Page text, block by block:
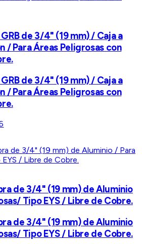
de 3/4" (19 mm) / Caja a
/ Para Áreas Peligrosas con
de 3/4" (19 mm) / Caja a
/ Para Áreas Peligrosas con
de 3/4" (19 mm) de Aluminio
Tipo EYS / Libre de Cobre.
de 3/4" (19 mm) de Aluminio
Tipo EYS / Libre de Cobre.